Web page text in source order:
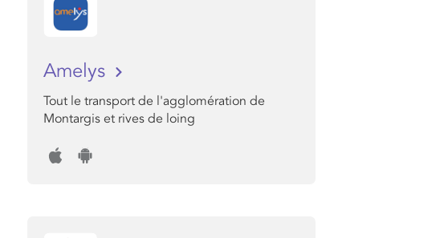
Amelys
Tout le transport de l'agglomération de
Montargis et rives de loing